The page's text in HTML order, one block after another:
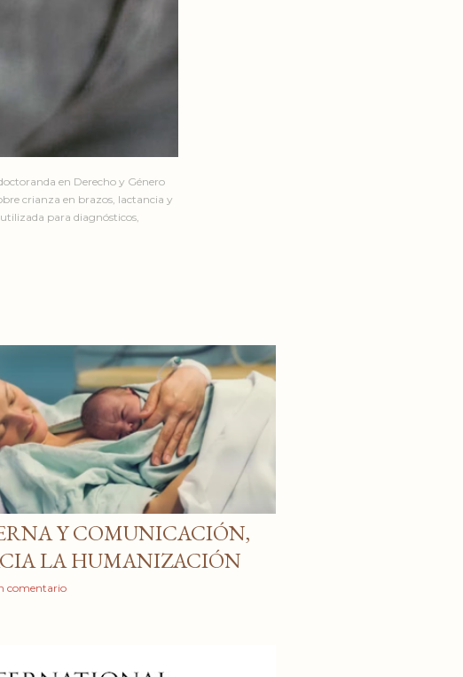
en Derecho y Género
crianza en brazos, lactancia y
para diagnósticos,
Y COMUNICACIÓN,
LA HUMANIZACIÓN
comentario